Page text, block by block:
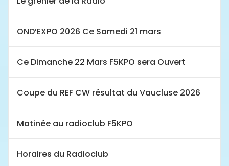
OND’EXPO 2026 Ce Samedi 21 mars
Ce Dimanche 22 Mars F5KPO sera Ouvert
Coupe du REF CW résultat du Vaucluse 2026
Matinée au radioclub F5KPO
Horaires du Radioclub